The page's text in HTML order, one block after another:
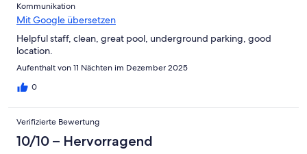
Kommunikation
Mit Google übersetzen
Helpful staff, clean, great pool, underground parking, good
location.
Aufenthalt von 11 Nächten im Dezember 2025
0
Verifizierte Bewertung
10/10 – Hervorragend